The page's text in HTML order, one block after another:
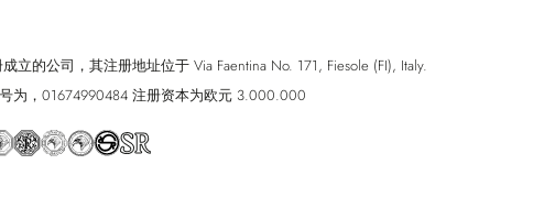
的公司，其注册地址位于 Via Faentina No. 171, Fiesole (FI), Italy.
为，01674990484 注册资本为欧元 3.000.000